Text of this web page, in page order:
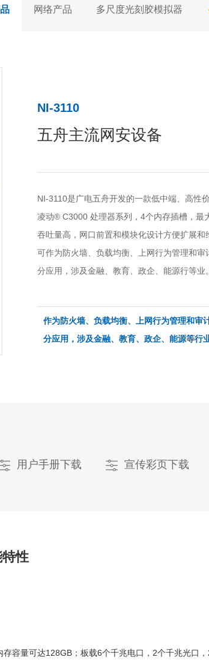
网络产品 多尺度光刻胶模拟器
NI-3110
五舟主流网安设备
NI-3110是广电五舟开发的一款低中端、高性
凌动® C3000 处理器系列，4个内存插槽，最
吞吐量高，网口前置和模块化设计方便扩展
可作为防火墙、负载均衡、上网行为管理和
分应用，涉及金融、教育、政企、能源行等业。
作为防火墙、负载均衡、上网行为管理和审
分应用，涉及金融、教育、政企、能源等行业
用户手册下载 宣传彩页下载
性
容量可达128GB；板载6个千兆电口，2个千兆光口